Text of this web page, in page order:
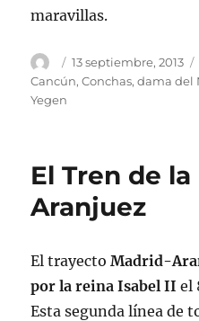
maravillas.
Autor
Publicado
el
13 septiembre, 2013
Cancún,Conchas,dama del
Yegen
El Tren de la
Aranjuez
El trayectoMadrid-
por la reina Isabel II el
Esta segunda línea de